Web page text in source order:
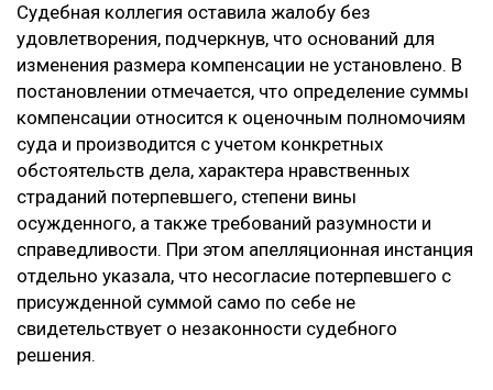
Судебная коллегия оставила жалобу без
удовлетворения, подчеркнув, что оснований для
изменения размера компенсации не установлено. В
постановлении отмечается, что определение суммы
компенсации относится к оценочным полномочиям
суда и производится с учетом конкретных
обстоятельств дела, характера нравственных
страданий потерпевшего, степени вины
осужденного, а также требований разумности и
справедливости. При этом апелляционная инстанция
отдельно указала, что несогласие потерпевшего с
присужденной суммой само по себе не
свидетельствует о незаконности судебного
решения.